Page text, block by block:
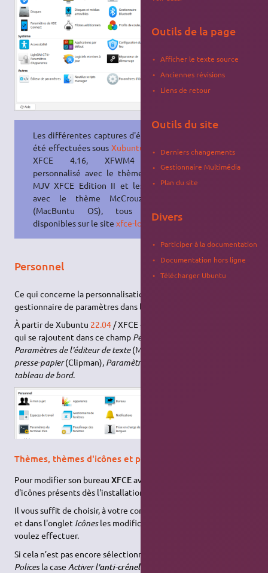
Les différentes captures d'écran ont
été effectuées sousXubuntu 22.04
XFCE 4.16, XFWM4 étant
personnalisé avec le thème MC-OS
MJV XFCE Edition II et les icônes
avec le thème McCrouz iCons
(MacBuntu OS), tous les 2
disponibles sur le site xfce-look.org.
Personnel
Ce qui concerne la personnalisation de
gestionnaire de paramètres dans le champ
À partir de Xubuntu 22.04 / XFCE 4.16, il y a quelques éléments
qui se rajoutent dans ce champ Personnel
Paramètres de l'éditeur de texte(Mousepad),
presse-papier(Clipman), Paramètres du terminal XFCE
tableau de bord.
Thèmes, thèmes d'icônes et polices
Pour modifier son bureauXFCEavec les thèmes et thèmes
d'icônes présents dès l'installation, cliquez sur
Il vous suffit de choisir, à votre convenance, dans l'onglet
et dans l'onglet Icônesles modifications d'apparence que vous
voulez effectuer.
Si cela n’est pas encore sélectionné, cochez dans l'onglet
Policesla case Activer l'anti-crénelage
Outils de la page
Afficher le texte source
Anciennes révisions
Liens de retour
Outils du site
Derniers changements
Gestionnaire Multimédia
Plan du site
Divers
Participer à la documentation
Documentation hors ligne
Télécharger Ubuntu